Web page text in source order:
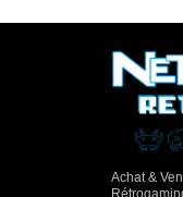
Achat &